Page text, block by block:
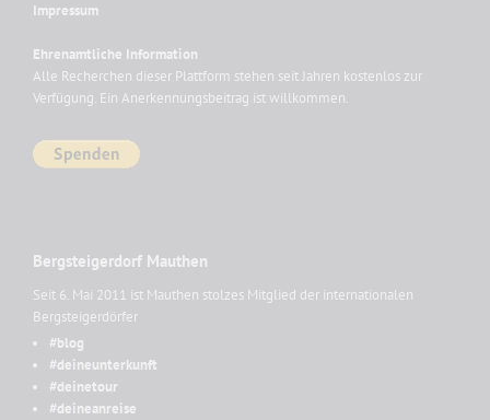
Impressum
Ehrenamtliche Information
Alle Recherchen dieser Plattform stehen seit Jahren kostenlos zur
Verfügung. Ein Anerkennungsbeitrag ist willkommen.
Bergsteigerdorf Mauthen
Seit 6. Mai 2011 ist Mauthen stolzes Mitglied der internationalen
Bergsteigerdörfer
#blog
#deineunterkunft
#deinetour
#deineanreise